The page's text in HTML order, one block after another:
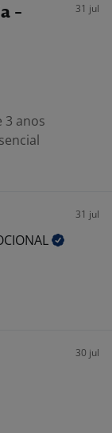
-
31 jul
3 anos
31 jul
30 jul